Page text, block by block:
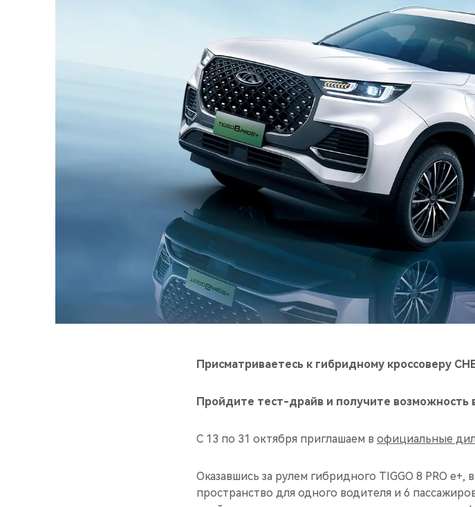
Присматриваетесь к гибридному кроссоверу
Пройдите тест-драйв и получите возможность
C 13 по 31 октября приглашаем в официальные
Оказавшись за рулем гибридного TIGGO 8 PRO
пространство для одного водителя и 6